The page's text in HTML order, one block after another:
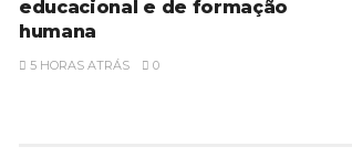
educacional e de formação
humana
5 HORAS ATRÁS 0